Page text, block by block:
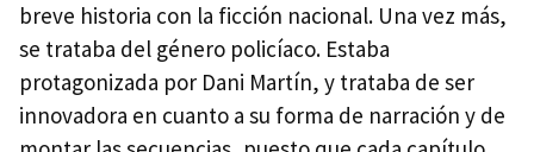
breve historia con la ficción nacional. Una vez más,
se trataba del género policíaco. Estaba
protagonizada por Dani Martín, y trataba de ser
innovadora en cuanto a su forma de narración y de